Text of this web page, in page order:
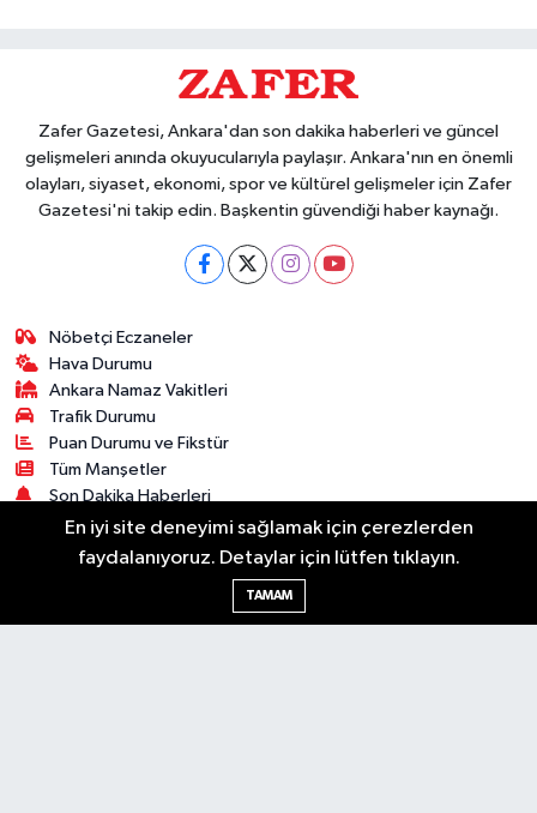
Zafer Gazetesi, Ankara'dan son dakika haberleri ve güncel
gelişmeleri anında okuyucularıyla paylaşır. Ankara'nın en önemli
olayları, siyaset, ekonomi, spor ve kültürel gelişmeler için Zafer
Gazetesi'ni takip edin. Başkentin güvendiği haber kaynağı.
Nöbetçi Eczaneler
Hava Durumu
Ankara Namaz Vakitleri
Trafik Durumu
Puan Durumu ve Fikstür
Tüm Manşetler
Son Dakika Haberleri
Haber Arşivi
Künye
Bilim & Teknoloji
En iyi site deneyimi sağlamak için çerezlerden
faydalanıyoruz. Detaylar için lütfen tıklayın.
TAMAM